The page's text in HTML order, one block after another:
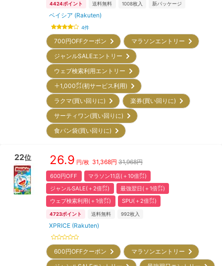
4424ポイント 送料無料 1008枚入 新パッケージ
ベイシア (Rakuten)
4件
700円OFFクーポン
マラソンエントリー
ジャンルSALEエントリー
ウェブ検索利用エントリー
＋1,000㌽(初サービス利用)
ラクマ(買い回りに)
楽券(買い回りに)
サーティワン(買い回りに)
食パン袋(買い回りに)
22位 26.9 円/枚 31,368円 31,968円
600円OFF
マラソン11店(＋10倍㌽)
ジャンルSALE(＋2倍㌽)
最強翌日(＋1倍㌽)
ウェブ検索利用(＋1倍㌽)
SPU(＋2倍㌽)
4723ポイント 送料無料 992枚入
XPRICE (Rakuten)
600円OFFクーポン
マラソンエントリー